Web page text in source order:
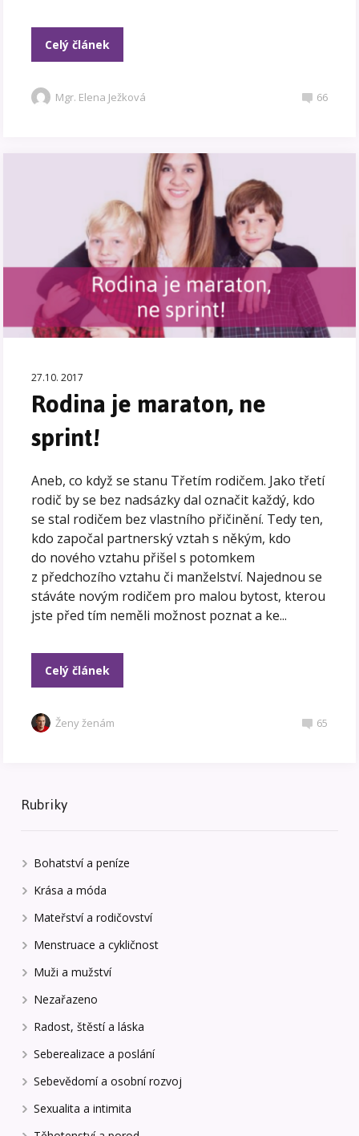
Celý článek
Mgr. Elena Ježková 66
27.10. 2017
Rodina je maraton, ne
sprint!
Aneb, co když se stanu Třetím rodičem. Jako třetí
rodič by se bez nadsázky dal označit každý, kdo
se stal rodičem bez vlastního přičinění. Tedy ten,
kdo započal partnerský vztah s někým, kdo
do nového vztahu přišel s potomkem
z předchozího vztahu či manželství. Najednou se
stáváte novým rodičem pro malou bytost, kterou
jste před tím neměli možnost poznat a ke...
Celý článek
Ženy ženám 65
Rubriky
Bohatství a peníze
Krása a móda
Mateřství a rodičovství
Menstruace a cykličnost
Muži a mužství
Nezařazeno
Radost, štěstí a láska
Seberealizace a poslání
Sebevědomí a osobní rozvoj
Sexualita a intimita